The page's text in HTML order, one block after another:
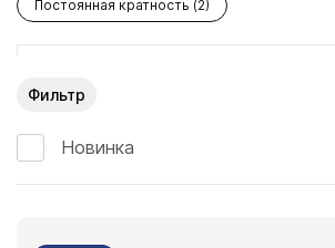
Постоянная кратность (2)
Фильтр
Новинка